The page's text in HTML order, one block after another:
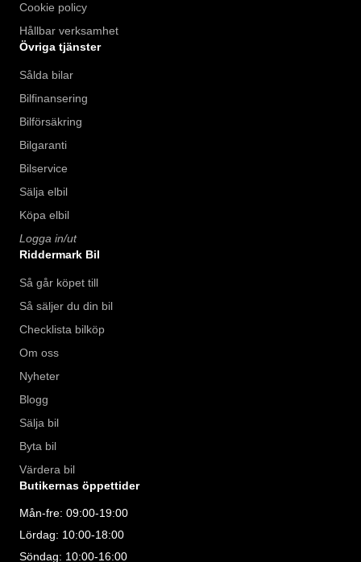
Cookie policy
Hållbar verksamhet
Övriga tjänster
Sålda bilar
Bilfinansering
Bilförsäkring
Bilgaranti
Bilservice
Sälja elbil
Köpa elbil
Logga in/ut
Riddermark Bil
Så går köpet till
Så säljer du din bil
Checklista bilköp
Om oss
Nyheter
Blogg
Sälja bil
Byta bil
Värdera bil
Butikernas öppettider
Mån-fre: 09:00-19:00
Lördag: 10:00-18:00
Söndag: 10:00-16:00